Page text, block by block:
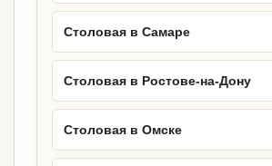
Столовая в Самаре
Столовая в Ростове-на-Дону
Столовая в Омске